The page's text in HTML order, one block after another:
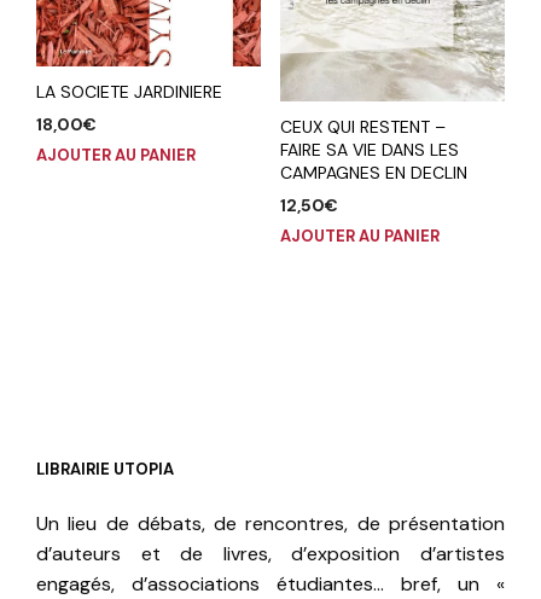
LA SOCIETE JARDINIERE
18,00€
AJOUTER AU PANIER
CEUX QUI RESTENT –
FAIRE SA VIE DANS LES
CAMPAGNES EN DECLIN
12,50€
AJOUTER AU PANIER
LIBRAIRIE UTOPIA
Un lieu de débats, de rencontres, de présentation
d’auteurs et de livres, d’exposition d’artistes
engagés, d’associations étudiantes… bref, un «